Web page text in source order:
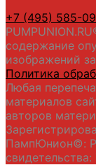
+7 (495) 585-
содержание
изображений
Политика
Любая
материалов
авторов
ПампЮнион©: